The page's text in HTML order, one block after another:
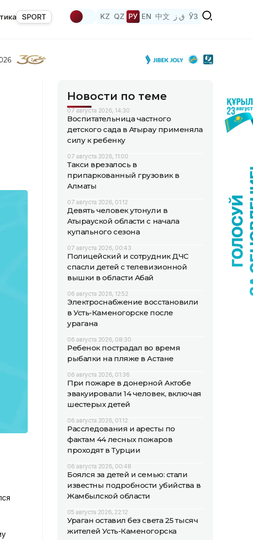
SPORT KZ QZ РУ EN 中文 ق ز ЎЗ
Новости по теме
07 августа 2026, 14:30
Воспитательница частного
детского сада в Атырау применяла
силу к ребенку
07 августа 2026, 11:00
Такси врезалось в
припаркованный грузовик в
Алматы
07 августа 2026, 01:12
Девять человек утонули в
Атырауской области с начала
купального сезона
07 августа 2026, 00:43
Полицейский и сотрудник ДЧС
спасли детей с телевизионной
вышки в области Абай
06 августа 2026, 12:52
Электроснабжение восстановили
в Усть-Каменогорске после
урагана
06 августа 2026, 08:30
Ребенок пострадал во время
рыбалки на пляже в Астане
06 августа 2026, 01:36
При пожаре в донерной Актобе
эвакуировали 14 человек, включая
шестерых детей
06 августа 2026, 01:12
Расследования и аресты по
фактам 44 лесных пожаров
проходят в Турции
06 августа 2026, 00:48
Боялся за детей и семью: стали
известны подробности убийства в
Жамбылской области
05 августа 2026, 22:12
Ураган оставил без света 25 тысяч
жителей Усть-Каменогорска